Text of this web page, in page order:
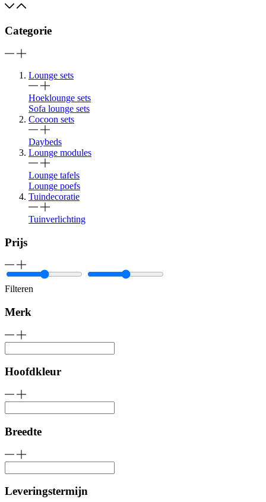
Categorie
Lounge sets
Hoeklounge sets
Sofa lounge sets
Cocoon sets
Daybeds
Lounge modules
Lounge tafels
Lounge poefs
Tuindecoratie
Tuinverlichting
Prijs
Filteren
Merk
Hoofdkleur
Breedte
Leveringstermijn